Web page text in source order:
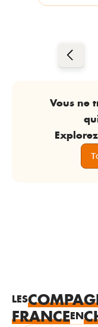
Vous ne
LES
FRANCEEN